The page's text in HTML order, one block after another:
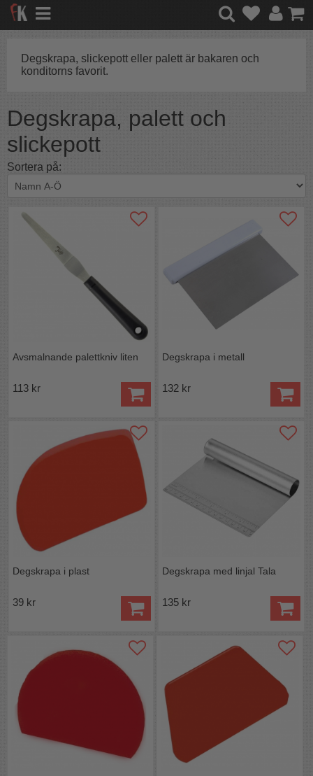
Degskrapa, slickepott eller palett är bakaren och
konditorns favorit.
Degskrapa, palett och
slickepott
Sortera på:
Avsmalnande palettkniv liten
113 kr
Degskrapa i metall
132 kr
Degskrapa i plast
39 kr
Degskrapa med linjal Tala
135 kr